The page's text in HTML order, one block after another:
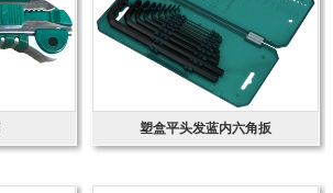
塑盒平头发蓝内六角扳